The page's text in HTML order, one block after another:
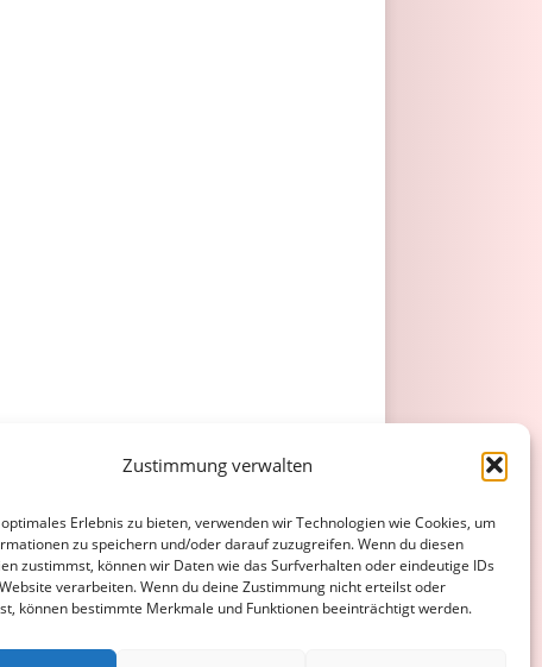
Zustimmung verwalten
Erlebnis zu bieten, verwenden wir Technologien wie Cookies, um
zu speichern und/oder darauf zuzugreifen. Wenn du diesen
zustimmst, können wir Daten wie das Surfverhalten oder eindeutige IDs
verarbeiten. Wenn du deine Zustimmung nicht erteilst oder
können bestimmte Merkmale und Funktionen beeinträchtigt werden.